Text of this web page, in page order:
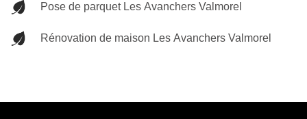
Pose de parquet Les Avanchers Valmorel
Rénovation de maison Les Avanchers Valmorel